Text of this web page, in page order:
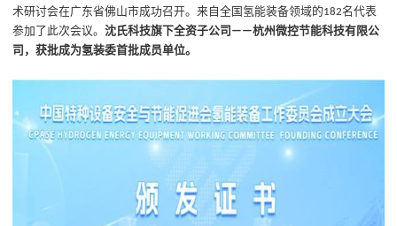
术研讨会在广东省佛山市成功召开。来自全国氢能装备领域的182名代表
参加了此次会议。沈氏科技旗下全资子公司 ——杭州微控节能科技有限公
司，获批成为氢装委首批成员单位。